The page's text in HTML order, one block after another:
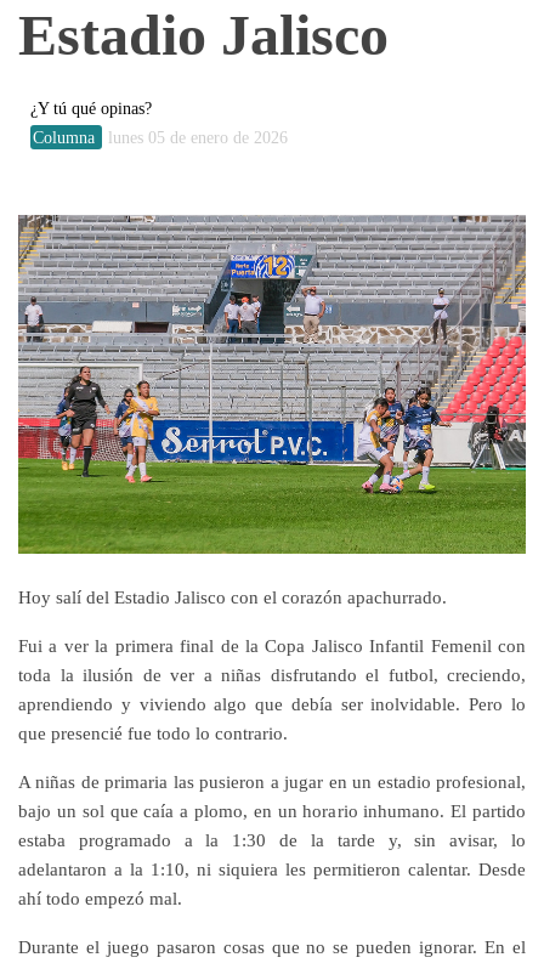
Estadio Jalisco
¿Y tú qué opinas?
Columna
lunes 05 de enero de 2026
Hoy salí del Estadio Jalisco con el corazón apachurrado.
Fui a ver la primera final de la Copa Jalisco Infantil Femenil con
toda la ilusión de ver a niñas disfrutando el futbol, creciendo,
aprendiendo y viviendo algo que debía ser inolvidable. Pero lo
que presencié fue todo lo contrario.
A niñas de primaria las pusieron a jugar en un estadio profesional,
bajo un sol que caía a plomo, en un horario inhumano. El partido
estaba programado a la 1:30 de la tarde y, sin avisar, lo
adelantaron a la 1:10, ni siquiera les permitieron calentar. Desde
ahí todo empezó mal.
Durante el juego pasaron cosas que no se pueden ignorar. En el